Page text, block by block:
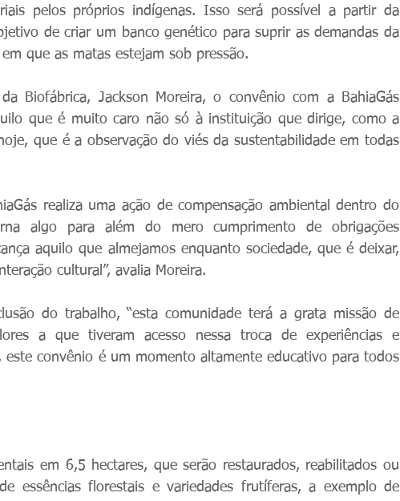
pelos próprios indígenas. Isso será possível a partir da
de criar um banco genético para suprir as demandas da
que as matas estejam sob pressão.
Biofábrica, Jackson Moreira, o convênio com a BahiaGás
que é muito caro não só à instituição que dirige, como a
que é a observação do viés da sustentabilidade em todas
realiza uma ação de compensação ambiental dentro do
algo para além do mero cumprimento de obrigações
aquilo que almejamos enquanto sociedade, que é deixar,
cultural”, avalia Moreira.
do trabalho, “esta comunidade terá a grata missão de
a que tiveram acesso nessa troca de experiências e
convênio é um momento altamente educativo para todos
em 6,5 hectares, que serão restaurados, reabilitados ou
essências florestais e variedades frutíferas, a exemplo de